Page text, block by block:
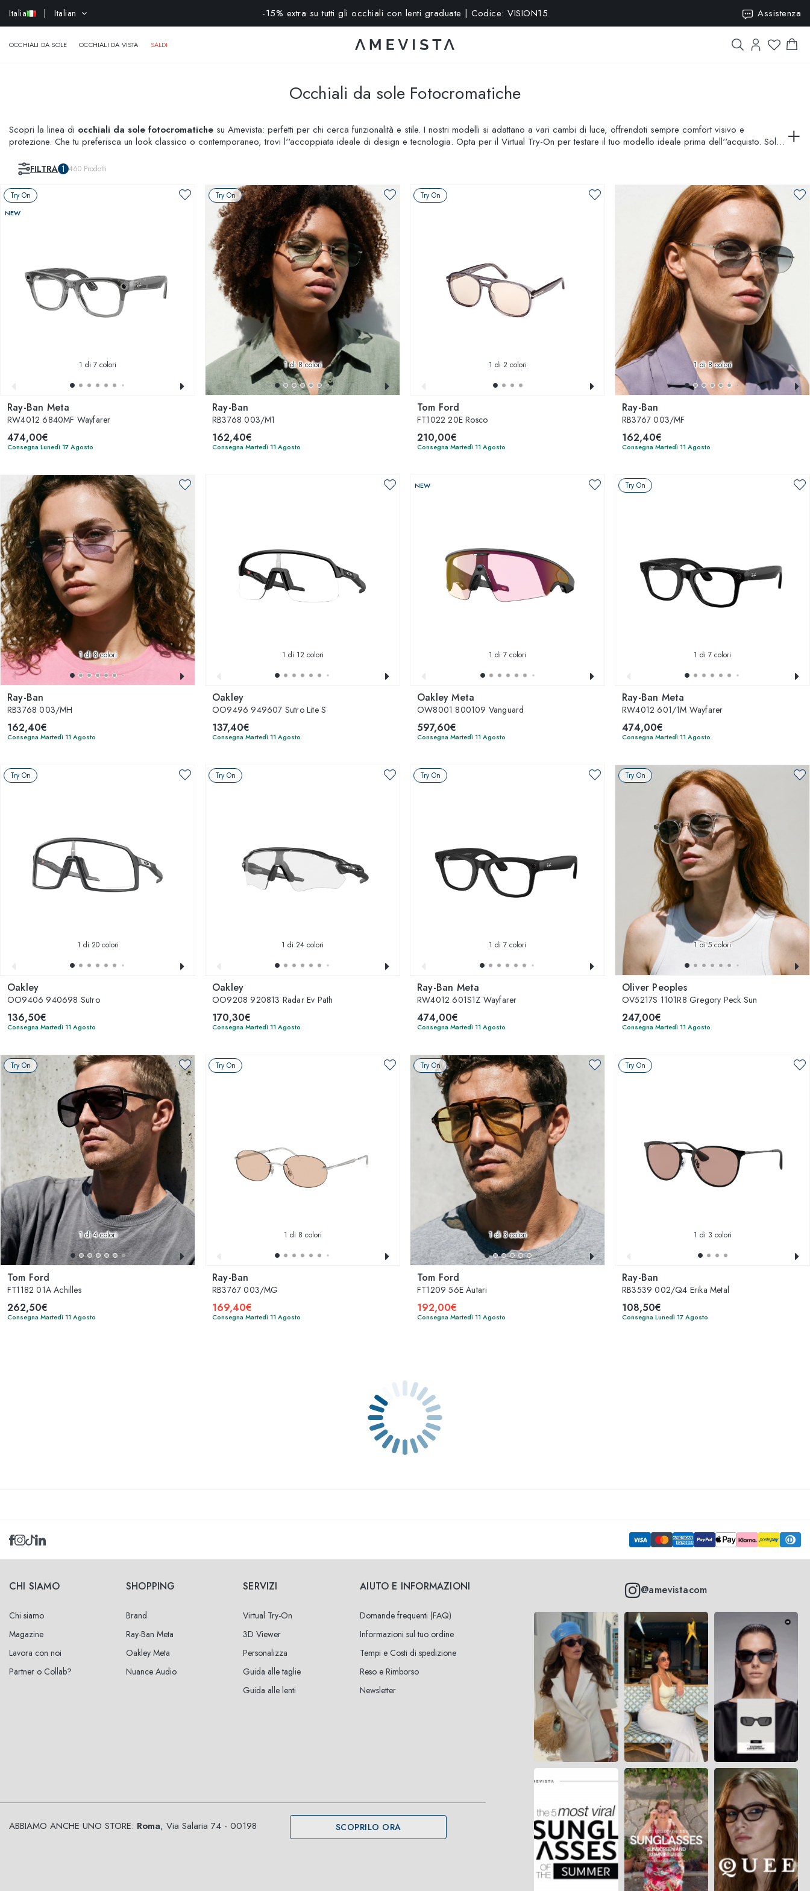
Italia | Italian -15% extra su tutti gli occhiali con lenti graduate | Codice: VISION15 Assistenza
OCCHIALI DA SOLE OCCHIALI DA VISTA SALDI
Occhiali da sole Fotocromatiche
Scopri la linea di occhiali da sole fotocromatiche su Amevista: perfetti per chi cerca funzionalità e stile. I nostri modelli si adattano a vari cambi di luce, offrendoti sempre comfort visivo e
protezione. Che tu preferisca un look classico o contemporaneo, trovi l''accoppiata ideale di design e tecnologia. Opta per il Virtual Try-On per testare il tuo modello ideale prima dell''acquisto. Solo
FILTRA 1 460 Prodotti
Try On
NEW
1 di 7 colori
Ray-Ban Meta
RW4012 6840MF Wayfarer
474,00€
Consegna Lunedì 17 Agosto
Try On
1di 8 colori
Ray-Ban
RB3768 003/M1
162,40€
Consegna Martedì 11 Agosto
Try On
1 di 2 colori
Tom Ford
FT1022 20E Rosco
210,00€
Consegna Martedì 11 Agosto
1di 8 colori
Ray-Ban
RB3767 003/MF
162,40€
Consegna Martedì 11 Agosto
1di 8 colori
Ray-Ban
RB3768 003/MH
162,40€
Consegna Martedì 11 Agosto
1 di 12 colori
Oakley
OO9496 949607 Sutro Lite S
137,40€
Consegna Martedì 11 Agosto
NEW
1 di 7 colori
Oakley Meta
OW8001 800109 Vanguard
597,60€
Consegna Martedì 11 Agosto
Try On
1 di 7 colori
Ray-Ban Meta
RW4012 601/1M Wayfarer
474,00€
Consegna Martedì 11 Agosto
Try On
1 di 20 colori
Oakley
OO9406 940698 Sutro
136,50€
Consegna Martedì 11 Agosto
Try On
1 di 24 colori
Oakley
OO9208 920813 Radar Ev Path
170,30€
Consegna Martedì 11 Agosto
Try On
1 di 7 colori
Ray-Ban Meta
RW4012 601S1Z Wayfarer
474,00€
Consegna Martedì 11 Agosto
Try On
1di 5 colori
Oliver Peoples
OV5217S 1101R8 Gregory Peck Sun
247,00€
Consegna Martedì 11 Agosto
Try On
1di 4 colori
Tom Ford
FT1182 01A Achilles
262,50€
Consegna Martedì 11 Agosto
Try On
1 di 8 colori
Ray-Ban
RB3767 003/MG
169,40€
Consegna Martedì 11 Agosto
Try On
1di 3 colori
Tom Ford
FT1209 56E Autari
192,00€
Consegna Martedì 11 Agosto
Try On
1 di 3 colori
Ray-Ban
RB3539 002/Q4 Erika Metal
108,50€
Consegna Lunedì 17 Agosto
CHI SIAMO
Chi siamo
Magazine
Lavora con noi
Partner o Collab?
SHOPPING
Brand
Ray-Ban Meta
Oakley Meta
Nuance Audio
SERVIZI
Virtual Try-On
3D Viewer
Personalizza
Guida alle taglie
Guida alle lenti
AIUTO E INFORMAZIONI
Domande frequenti (FAQ)
Informazioni sul tuo ordine
Tempi e Costi di spedizione
Reso e Rimborso
Newsletter
@amevistacom
ABBIAMO ANCHE UNO STORE: Roma, Via Salaria 74 - 00198 SCOPRILO ORA